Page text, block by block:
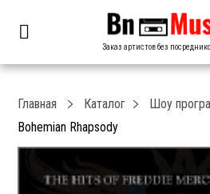
Заказ артистов без
Главная Каталог
Шоу
Bohemian Rhapsody